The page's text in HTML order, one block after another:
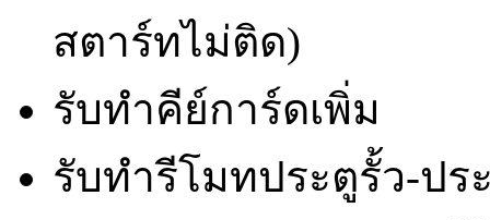
สตาร์ทไม่ติด)
รับทำคีย์การ์ดเพิ่ม
รับทำรีโมทประตูรั้ว-ปร